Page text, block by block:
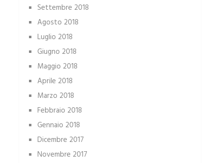
Settembre 2018
Agosto 2018
Luglio 2018
Giugno 2018
Maggio 2018
Aprile 2018
Marzo 2018
Febbraio 2018
Gennaio 2018
Dicembre 2017
Novembre 2017